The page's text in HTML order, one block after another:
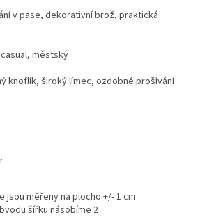
v pase, dekorativní brož, praktická
městský
knoflík, široký límec, ozdobné prošívání
jsou měřeny na plocho +/- 1 cm
šířku násobíme 2